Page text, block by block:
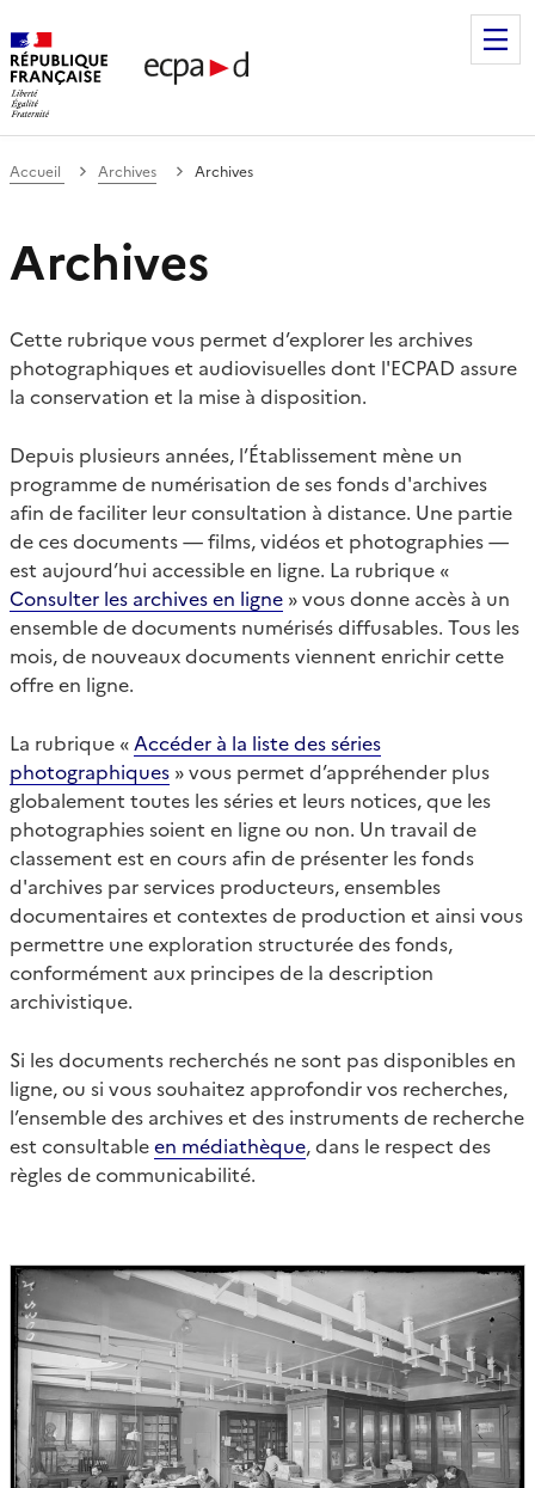
de communication et de production
Accueil Archives Archives
Archives
Cette rubrique vous permet d’explorer les archives
photographiques et audiovisuelles dont l'ECPAD assure
la conservation et la mise à disposition.
Depuis plusieurs années, l’Établissement mène un
programme de numérisation de ses fonds d'archives
afin de faciliter leur consultation à distance. Une partie
de ces documents — films, vidéos et photographies —
est aujourd’hui accessible en ligne. La rubrique «
Consulter les archives en ligne » vous donne accès à un
ensemble de documents numérisés diffusables. Tous les
mois, de nouveaux documents viennent enrichir cette
offre en ligne.
La rubrique « Accéder à la liste des séries
photographiques » vous permet d’appréhender plus
globalement toutes les séries et leurs notices, que les
photographies soient en ligne ou non. Un travail de
classement est en cours afin de présenter les fonds
d'archives par services producteurs, ensembles
documentaires et contextes de production et ainsi vous
permettre une exploration structurée des fonds,
conformément aux principes de la description
archivistique.
Si les documents recherchés ne sont pas disponibles en
ligne, ou si vous souhaitez approfondir vos recherches,
l’ensemble des archives et des instruments de recherche
est consultableen médiathèque, dans le respect des
règles de communicabilité.